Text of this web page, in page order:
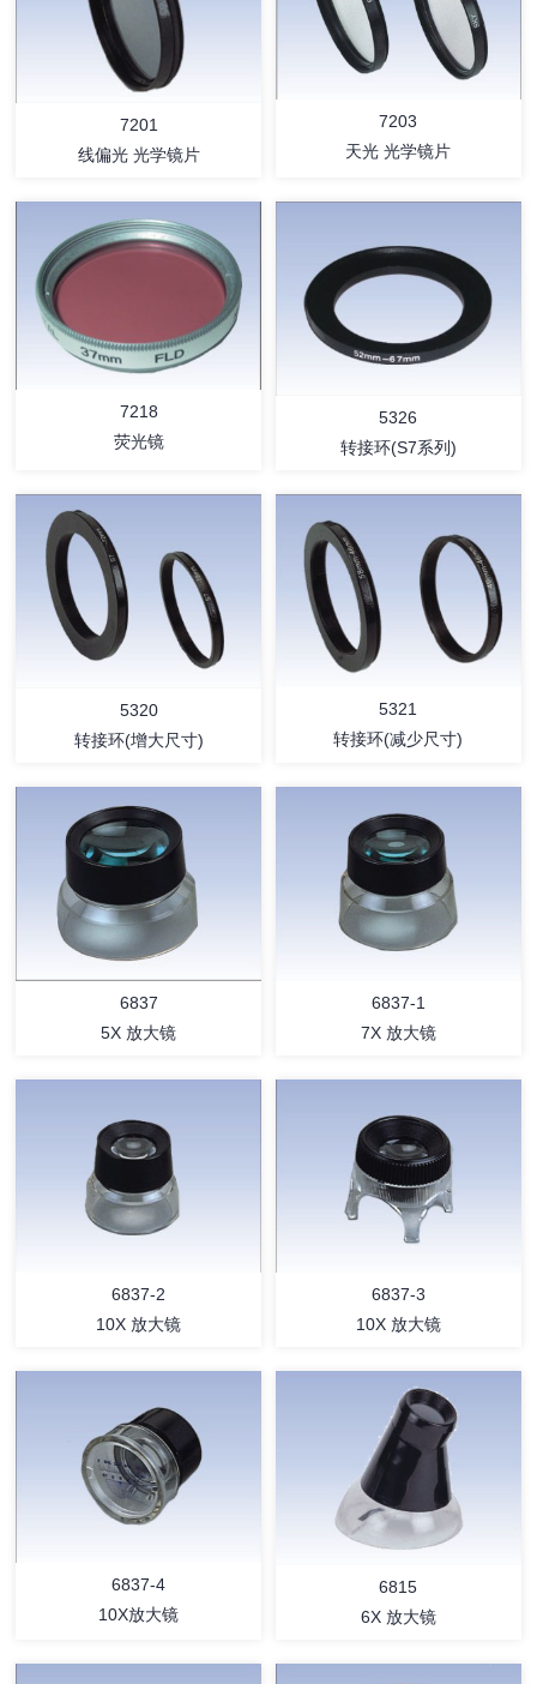
详情 详情
7201
线偏光 光学镜片
7203
天光 光学镜片
详情
7218
荧光镜
详情
5326
转接环(S7系列)
详情
5320
转接环(增大尺寸)
详情
5321
转接环(减少尺寸)
详情
6837
5X 放大镜
详情
6837-1
7X 放大镜
详情
6837-2
10X 放大镜
详情
6837-3
10X 放大镜
6837-4
10X放大镜
6815
6X 放大镜